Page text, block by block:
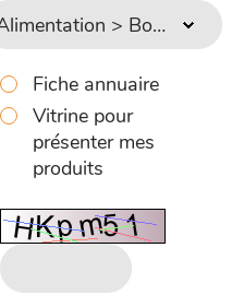
Fiche annuaire
Vitrine pour
présenter mes
produits